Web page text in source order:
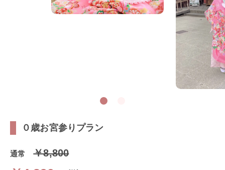
０歳お宮参りプラン
通常 ￥8,800